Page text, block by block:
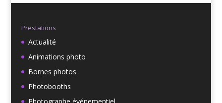
Prestations
Actualité
Animations photo
Bornes photos
Photobooths
Photographe événementiel